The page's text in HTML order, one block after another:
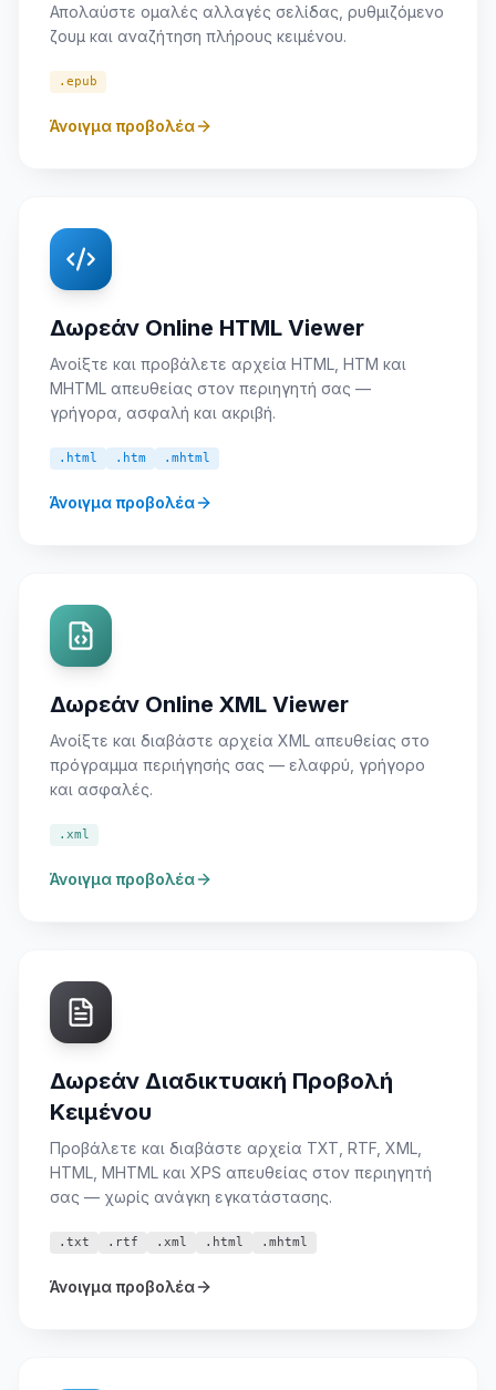
Απολαύστε ομαλές αλλαγές σελίδας, ρυθμιζόμενο
ζουμ και αναζήτηση πλήρους κειμένου.
.epub
Άνοιγμα προβολέα
Δωρεάν Online HTML Viewer
Ανοίξτε και προβάλετε αρχεία HTML, HTM και
MHTML απευθείας στον περιηγητή σας —
γρήγορα, ασφαλή και ακριβή.
.html .htm .mhtml
Άνοιγμα προβολέα
Δωρεάν Online XML Viewer
Ανοίξτε και διαβάστε αρχεία XML απευθείας στο
πρόγραμμα περιήγησής σας — ελαφρύ, γρήγορο
και ασφαλές.
.xml
Άνοιγμα προβολέα
Δωρεάν Διαδικτυακή Προβολή
Κειμένου
Προβάλετε και διαβάστε αρχεία TXT, RTF, XML,
HTML, MHTML και XPS απευθείας στον περιηγητή
σας — χωρίς ανάγκη εγκατάστασης.
.txt .rtf .xml .html .mhtml
Άνοιγμα προβολέα